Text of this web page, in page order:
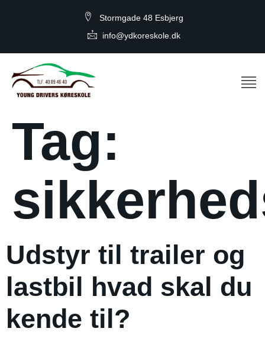
Stormgade 48 Esbjerg
info@ydkoreskole.dk
Tag:
Udstyr til trailer og
lastbil hvad skal du
kende til?